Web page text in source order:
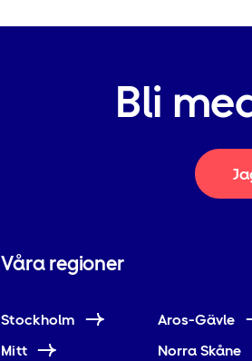
Bli
Våra regioner
Stockholm Aros-Gävle
Mitt
Norra Skåne